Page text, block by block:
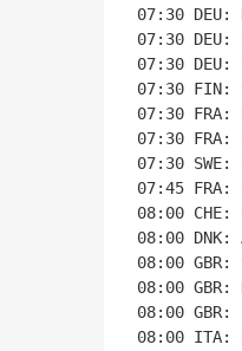
07:30 DEU:
07:30
07:30 DEU:
07:30 FIN:
07:30 FRA:
07:30 FRA:
07:30 SWE:
07:45 FRA:
08:00 CHE:
08:00
08:00
08:00
08:00
08:00 ITA: